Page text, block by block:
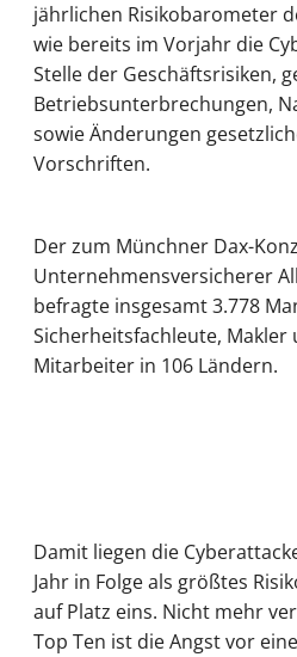
jährlichen Risikobarometer
wie bereits im Vorjahr die
Stelle der Geschäftsrisiken,
Betriebsunterbrechungen,
sowie Änderungen
Vorschriften.
Der zum Münchner Dax-
Unternehmensversicherer
befragte insgesamt 3.778
Sicherheitsfachleute, Makler
Mitarbeiter in 106 Ländern.
Damit liegen die
Jahr in Folge als größtes
auf Platz eins. Nicht mehr
Top Ten ist die Angst vor